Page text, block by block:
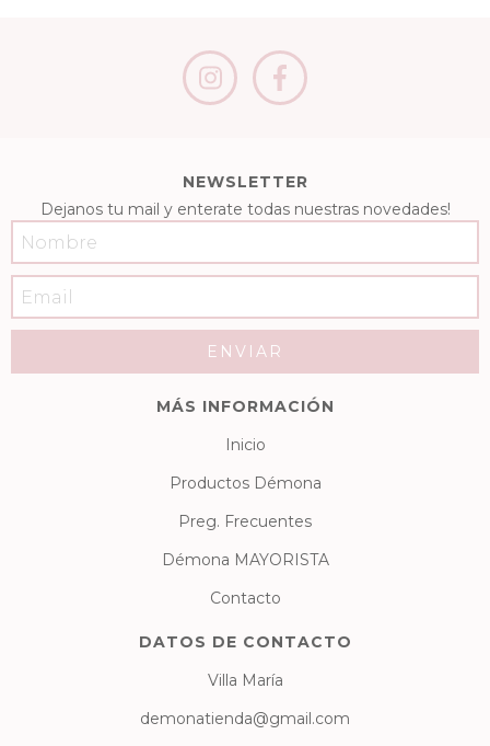
NEWSLETTER
Dejanos tu mail y enterate todas nuestras novedades!
MÁS INFORMACIÓN
Inicio
Productos Démona
Preg. Frecuentes
Démona MAYORISTA
Contacto
DATOS DE CONTACTO
Villa María
demonatienda@gmail.com